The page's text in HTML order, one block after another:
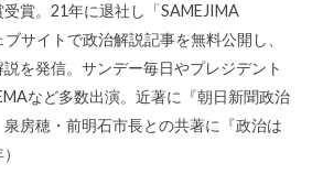
賞。21年に退社し「SAMEJIMA
サイトで政治解説記事を無料公開し、
を発信。サンデー毎日やプレジデント
など多数出演。近著に『朝日新聞政治
房穂・前明石市長との共著に『政治は